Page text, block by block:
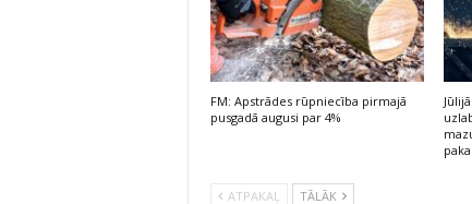
FM: Apstrādes rūpniecība pirmajā
pusgadā augusi par 4%
ATPAKAĻ TĀLĀK